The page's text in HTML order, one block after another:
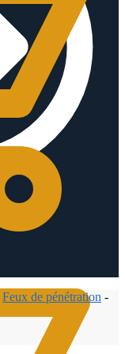
Feux de pénétration -